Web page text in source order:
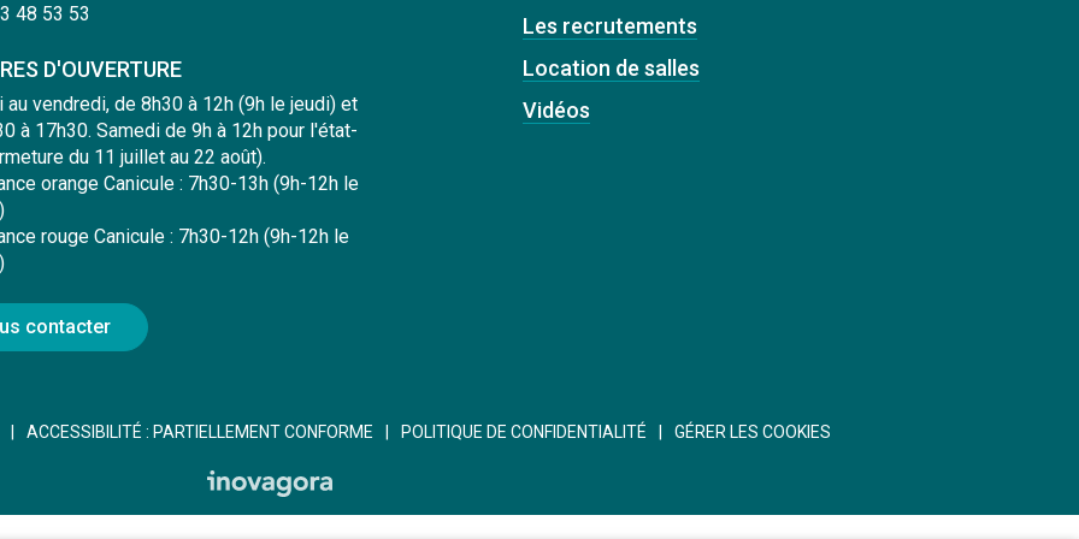
48 53 53
D'OUVERTURE
au vendredi, de 8h30 à 12h (9h le jeudi) et
à 17h30. Samedi de 9h à 12h pour l'état-
du 11 juillet au 22 août).
orange Canicule : 7h30-13h (9h-12h le
rouge Canicule : 7h30-12h (9h-12h le
contacter
Les recrutements
Location de salles
Vidéos
ACCESSIBILITÉ : PARTIELLEMENT CONFORME POLITIQUE DE CONFIDENTIALITÉ GÉRER LES COOKIES